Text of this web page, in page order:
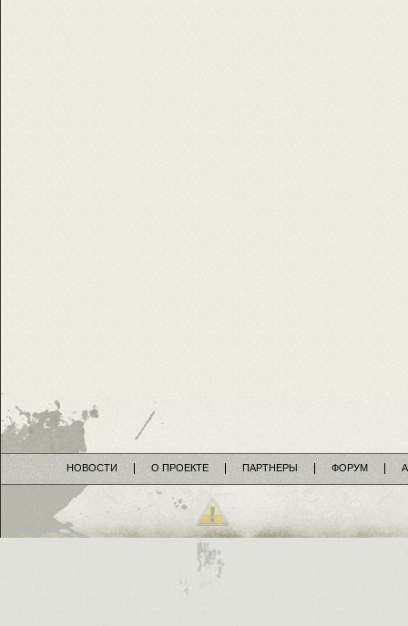
НОВОСТИ О ПРОЕКТЕ ПАРТНЕРЫ ФОРУМ